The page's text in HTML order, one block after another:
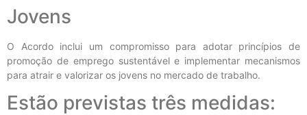
Jovens
O Acordo inclui um compromisso para adotar princípios de
promoção de emprego sustentável e implementar mecanismos
para atrair e valorizar os jovens no mercado de trabalho.
Estão previstas três medidas: